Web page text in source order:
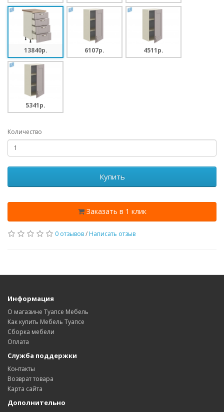
13840p. 6107p. 4511p.
5341p.
Количество
Купить
Заказать в 1 клик
0 отзывов/ Написать отзыв
Информация
О магазине Туапсе Мебель
Как купить Мебель Туапсе
Сборка мебели
Оплата
Служба поддержки
Контакты
Возврат товара
Карта сайта
Дополнительно